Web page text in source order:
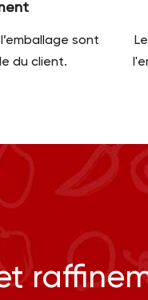
sont
du client.